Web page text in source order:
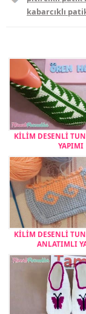
kabarcıklı
KİLİM DESENLİ
YAPIMI
KİLİM DESENLİ
ANLATIMLI